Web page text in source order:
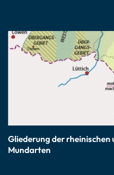
Gliederung der rheinischen
Mundarten